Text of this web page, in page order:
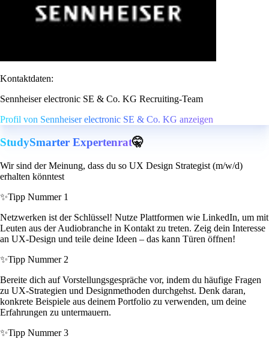
Kontaktdaten:
Sennheiser electronic SE & Co. KG Recruiting-Team
Profil von Sennheiser electronic SE & Co. KG anzeigen
StudySmarter Expertenrat🤫
Wir sind der Meinung, dass du so UX Design Strategist (m/w/d)
erhalten könntest
✨Tipp Nummer 1
Netzwerken ist der Schlüssel! Nutze Plattformen wie LinkedIn, um mit
Leuten aus der Audiobranche in Kontakt zu treten. Zeig dein Interesse
an UX-Design und teile deine Ideen – das kann Türen öffnen!
✨Tipp Nummer 2
Bereite dich auf Vorstellungsgespräche vor, indem du häufige Fragen
zu UX-Strategien und Designmethoden durchgehst. Denk daran,
konkrete Beispiele aus deinem Portfolio zu verwenden, um deine
Erfahrungen zu untermauern.
✨Tipp Nummer 3